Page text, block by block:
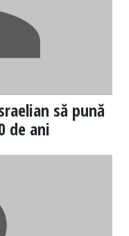
să pună
de ani